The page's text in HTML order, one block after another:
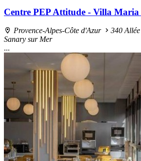
Centre PEP Attitude - Villa
Provence-Alpes-Côte d'Azur
340
Sanary sur Mer
...